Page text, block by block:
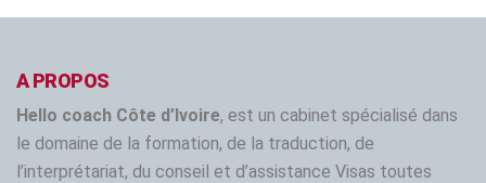
A PROPOS
Hello coach Côte d’Ivoire, est un cabinet spécialisé dans
le domaine de la formation, de la traduction, de
l’interprétariat, du conseil et d’assistance Visas toutes